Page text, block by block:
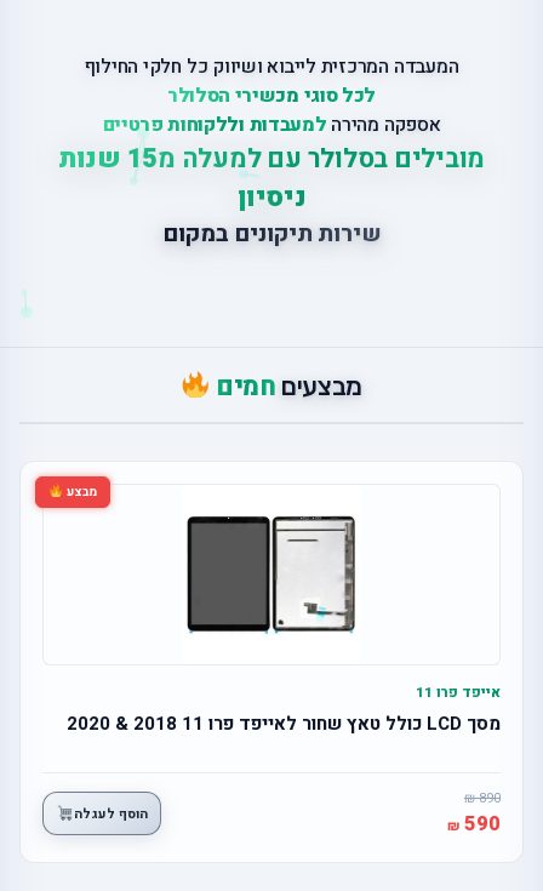
המעבדה המרכזית לייבוא ושיווק כל חלקי החילוף
לכל סוגי מכשירי הסלולר
אספקה מהירה למעבדות וללקוחות פרטיים
מובילים בסלולר עם למעלה מ
15 שנות
ניסיון
שירות תיקונים במקום
מבצעים חמים
מבצע
אייפד פרו 11
מסך LCD כולל טאץ שחור לאייפד פרו 11 2018 & 2020
890
590 הוסף לעגלה